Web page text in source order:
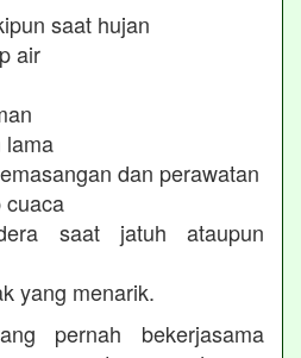
saat hujan
air
lama
dan perawatan
cuaca
saat jatuh ataupun
yang menarik.
pernah bekerjasama